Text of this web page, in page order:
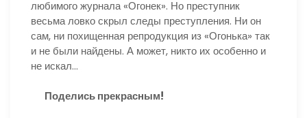
любимого журнала «Огонек». Но преступник
весьма ловко скрыл следы преступления. Ни он
сам, ни похищенная репродукция из «Огонька» так
и не были найдены. А может, никто их особенно и
не искал…
Поделись прекрасным!